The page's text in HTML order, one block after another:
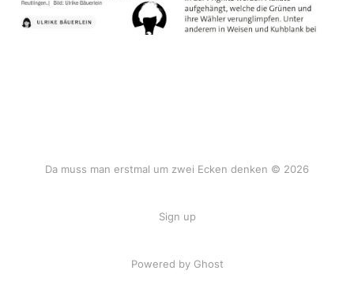
Da muss man erstmal um zwei Ecken denken © 2026
Sign up
Powered by Ghost